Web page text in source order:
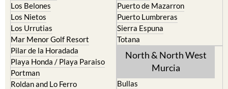
Los Belones
Los Nietos
Los Urrutias
Mar Menor Golf Resort
Pilar de la Horadada
Playa Honda / Playa Paraiso
Portman
Roldan and Lo Ferro
Puerto de Mazarron
Puerto Lumbreras
Sierra Espuna
Totana
North & North West
Murcia
Bullas